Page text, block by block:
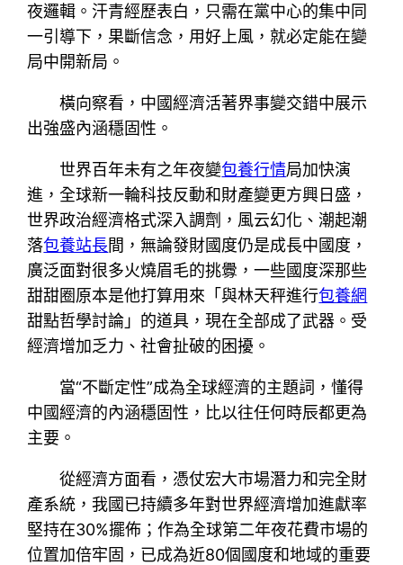
夜邏輯。汗青經歷表白，只需在黨中心的集中同
一引導下，果斷信念，用好上風，就必定能在變
局中開新局。
橫向察看，中國經濟活著界事變交錯中展示
出強盛內涵穩固性。
世界百年未有之年夜變包養行情局加快演
進，全球新一輪科技反動和財產變更方興日盛，
世界政治經濟格式深入調劑，風云幻化、潮起潮
落包養站長間，無論發財國度仍是成長中國度，
廣泛面對很多火燒眉毛的挑釁，一些國度深那些
甜甜圈原本是他打算用來「與林天秤進行包養網
甜點哲學討論」的道具，現在全部成了武器。受
經濟增加乏力、社會扯破的困擾。
當“不斷定性”成為全球經濟的主題詞，懂得
中國經濟的內涵穩固性，比以往任何時辰都更為
主要。
從經濟方面看，憑仗宏大市場潛力和完全財
產系統，我國已持續多年對世界經濟增加進獻率
堅持在30%擺佈；作為全球第二年夜花費市場的
位置加倍牢固，已成為近80個國度和地域的重要